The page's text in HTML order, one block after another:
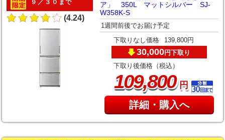
９／３０まで
(4.24)
ア」 350L マットシルバー SJ-
W358K-S
1週間前後でお届け予定
下取りなし価格 139,800円
30,000円下取り
下取り後価格（税込）
109,800円
詳細・購入へ